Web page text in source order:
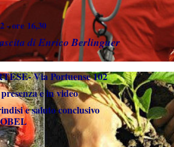
- ore 16,30
di Enrico Berlinguer
Via Portuense 102
e in video
e saluto conclusivo